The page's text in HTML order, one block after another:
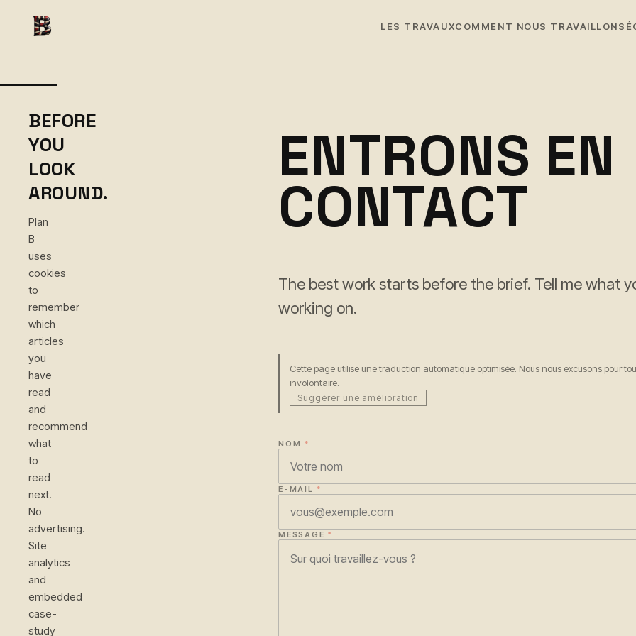
LES TRAVAUXCOMMENT NOUS TRAVAILLONS
ENTRONS EN
CONTACT
The best work starts before the brief. Tell me what
working on.
Cette page utilise une traduction automatique optimisée. Nous nous excusons pour
involontaire.
Suggérer une amélioration
NOM *
E-MAIL *
MESSAGE *
BEFORE
YOU
LOOK
AROUND.
Plan
B
uses
cookies
to
remember
which
articles
you
have
read
and
recommend
what
to
read
next.
No
advertising.
Site
analytics
and
embedded
case-
study